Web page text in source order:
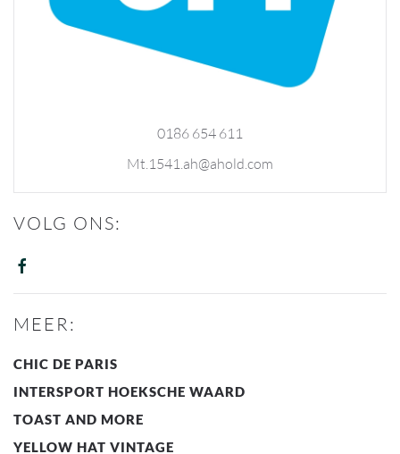
0186 654 611
Mt.1541.ah@ahold.com
VOLG ONS:
MEER:
CHIC DE PARIS
INTERSPORT HOEKSCHE WAARD
TOAST AND MORE
YELLOW HAT VINTAGE